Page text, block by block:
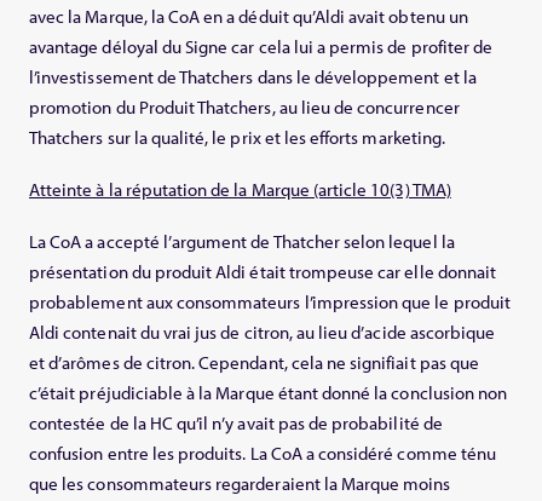
avec la Marque, la CoA en a déduit qu’Aldi avait obtenu un
avantage déloyal du Signe car cela lui a permis de profiter de
l’investissement de Thatchers dans le développement et la
promotion du Produit Thatchers, au lieu de concurrencer
Thatchers sur la qualité, le prix et les efforts marketing.
Atteinte à la réputation de la Marque (article 10(3) TMA)
La CoA a accepté l’argument de Thatcher selon lequel la
présentation du produit Aldi était trompeuse car elle donnait
probablement aux consommateurs l’impression que le produit
Aldi contenait du vrai jus de citron, au lieu d’acide ascorbique
et d’arômes de citron. Cependant, cela ne signifiait pas que
c’était préjudiciable à la Marque étant donné la conclusion non
contestée de la HC qu’il n’y avait pas de probabilité de
confusion entre les produits. La CoA a considéré comme ténu
que les consommateurs regarderaient la Marque moins